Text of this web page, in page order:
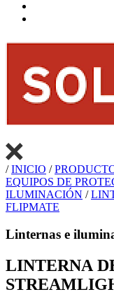
/INICIO /
EQUIPOS DE
ILUMINACIÓN /
FLIPMATE
Linternas e
LINTERNA